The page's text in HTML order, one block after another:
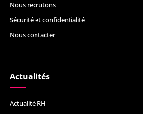
Nous recrutons
Sécurité et confidentialité
Nous contacter
Actualités
Actualité RH